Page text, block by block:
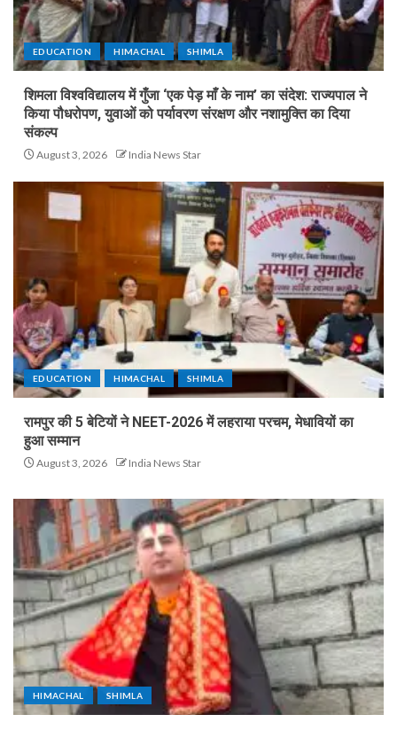
EDUCATION HIMACHAL SHIMLA
शिमला विश्वविद्यालय में गुँजा ‘एक पेड़ माँ के नाम’ का संदेश: राज्यपाल ने
किया पौधरोपण, युवाओं को पर्यावरण संरक्षण और नशामुक्ति का दिया
संकल्प
August 3, 2026 India News Star
EDUCATION HIMACHAL SHIMLA
रामपुर की 5 बेटियों ने NEET-2026 में लहराया परचम, मेधावियों का
हुआ सम्मान
August 3, 2026 India News Star
HIMACHAL SHIMLA